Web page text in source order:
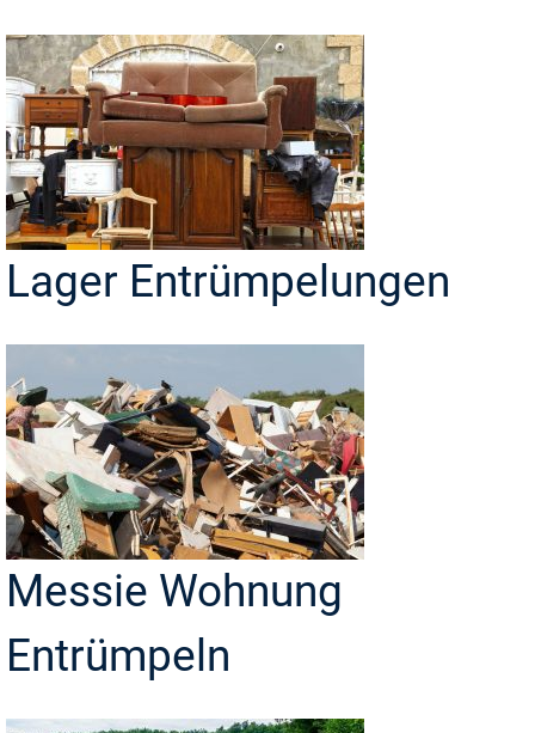
Lager Entrümpelungen
Messie Wohnung
Entrümpeln